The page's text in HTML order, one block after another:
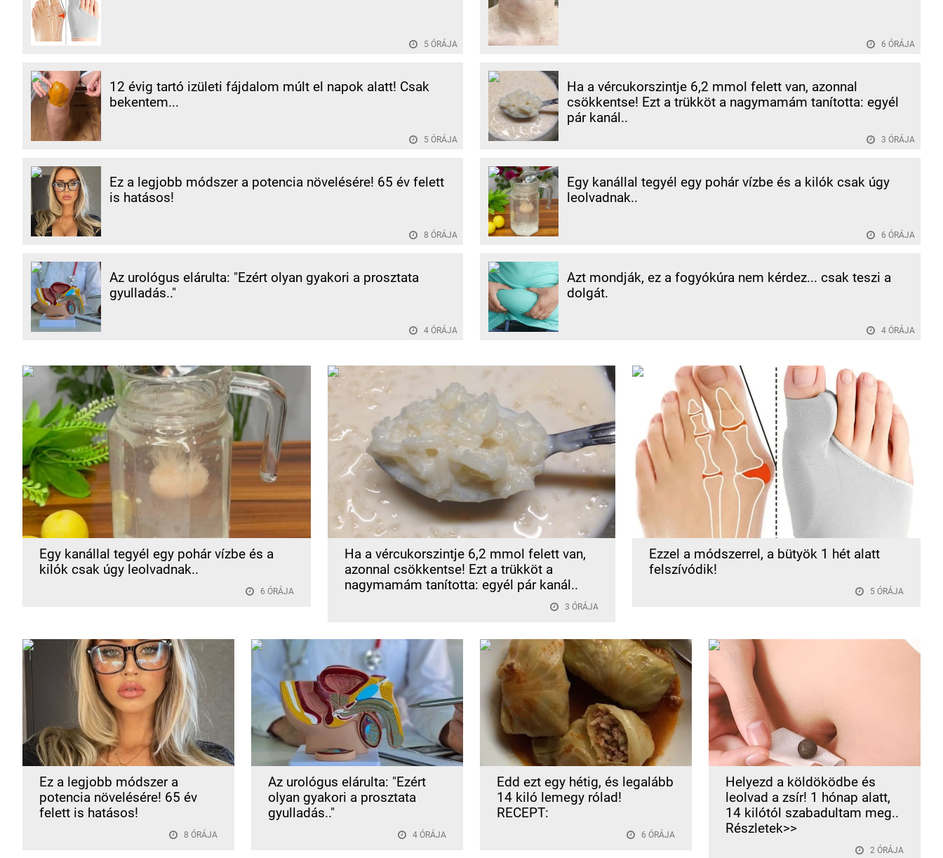
5 ÓRÁJA
12 évig tartó izületi fájdalom múlt el napok alatt! Csak
bekentem...
5 ÓRÁJA
Ez a legjobb módszer a potencia növelésére! 65 év felett
is hatásos!
8 ÓRÁJA
Az urológus elárulta: "Ezért olyan gyakori a prosztata
gyulladás.."
4 ÓRÁJA
6 ÓRÁJA
Ha a vércukorszintje 6,2 mmol felett van, azonnal
csökkentse! Ezt a trükköt a nagymamám tanította: egyél
pár kanál..
3 ÓRÁJA
Egy kanállal tegyél egy pohár vízbe és a kilók csak úgy
leolvadnak..
6 ÓRÁJA
Azt mondják, ez a fogyókúra nem kérdez... csak teszi a
dolgát.
4 ÓRÁJA
Egy kanállal tegyél egy pohár vízbe és a
kilók csak úgy leolvadnak..
6 ÓRÁJA
Ha a vércukorszintje 6,2 mmol felett van,
azonnal csökkentse! Ezt a trükköt a
nagymamám tanította: egyél pár kanál..
3 ÓRÁJA
Ezzel a módszerrel, a bütyök 1 hét alatt
felszívódik!
5 ÓRÁJA
Ez a legjobb módszer a
potencia növelésére! 65 év
felett is hatásos!
8 ÓRÁJA
Az urológus elárulta: "Ezért
olyan gyakori a prosztata
gyulladás.."
4 ÓRÁJA
Edd ezt egy hétig, és legalább
14 kiló lemegy rólad!
RECEPT:
6 ÓRÁJA
Helyezd a köldöködbe és
leolvad a zsír! 1 hónap alatt,
14 kilótól szabadultam meg..
Részletek>>
2 ÓRÁJA